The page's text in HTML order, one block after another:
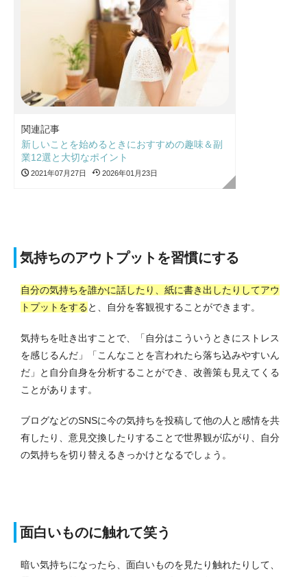
関連記事
新しいことを始めるときにおすすめの趣味＆副
業12選と大切なポイント
2021年07月27日 2026年01月23日
気持ちのアウトプットを習慣にする
自分の気持ちを誰かに話したり、紙に書き出したりしてアウ
トプットをする と、自分を客観視することができます。
気持ちを吐き出すことで、「自分はこういうときにストレス
を感じるんだ」「こんなことを言われたら落ち込みやすいん
だ」と自分自身を分析することができ、改善策も見えてくる
ことがあります。
ブログなどのSNSに今の気持ちを投稿して他の人と感情を共
有したり、意見交換したりすることで世界観が広がり、自分
の気持ちを切り替えるきっかけとなるでしょう。
面白いものに触れて笑う
暗い気持ちになったら、面白いものを見たり触れたりして、